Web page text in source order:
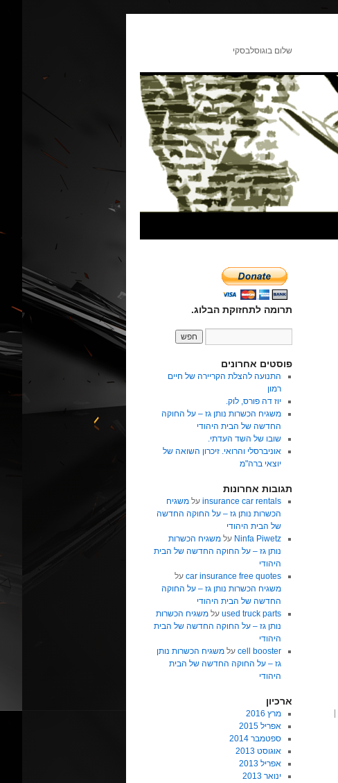
שלום בוגוסלבסקי
תרומה לתחזוקת הבלוג.
פוסטים אחרונים
התנועה להצלת הקריירה של חיים
רמון
יוז דה פורס, לוק.
משגיח הכשרות נותן גז – על החוקה
החדשה של הבית היהודי
שובו של השד העדתי.
אוניברסלי והרואי. זיכרון השואה של
יוצאי ברה"מ
תגובות אחרונות
insurance car rentalsעל משגיח
הכשרות נותן גז – על החוקה החדשה
של הבית היהודי
Ninfa Piwetz על משגיח הכשרות
נותן גז – על החוקה החדשה של הבית
היהודי
car insurance free quotesעל
משגיח הכשרות נותן גז – על החוקה
החדשה של הבית היהודי
used truck partsעל משגיח הכשרות
נותן גז – על החוקה החדשה של הבית
היהודי
cell boosterעל משגיח הכשרות נותן
גז – על החוקה החדשה של הבית
היהודי
ארכיון
מרץ 2016
אפריל 2015
ספטמבר 2014
אוגוסט 2013
אפריל 2013
ינואר 2013